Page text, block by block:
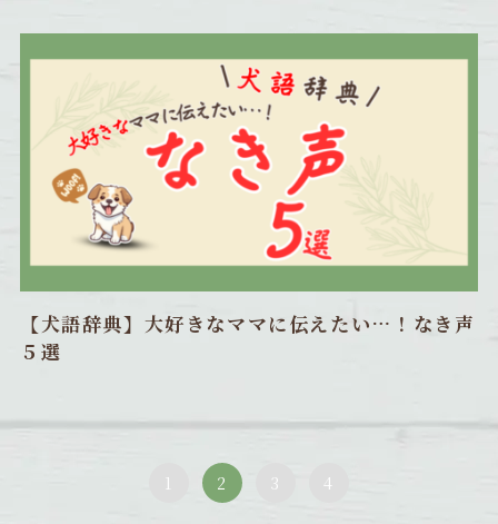
【犬語辞典】大好きなママに伝えたい…！なき声
５選
1 2 3 4